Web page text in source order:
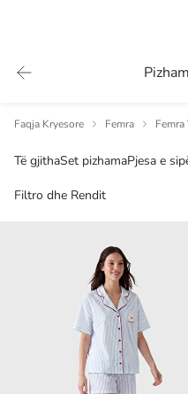
Faqja Kryesore Femra
Të gjithaSet pizhamaPjesa e
Filtro dhe Rendit